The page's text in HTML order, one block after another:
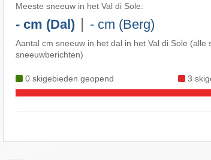
Meeste sneeuw in het Val di Sole:
- cm (Dal) | - cm (Berg)
Aantal cm sneeuw in het dal in het Val di Sole (alle
sneeuwberichten)
0 skigebieden geopend 3